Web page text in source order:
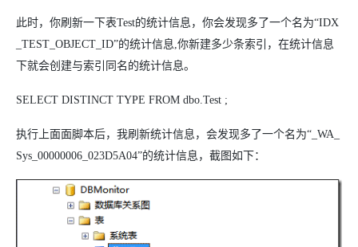
此时，你刷新一下表Test的统计信息，你会发现多了一个名为“IDX
_TEST_OBJECT_ID”的统计信息,你新建多少条索引，在统计信息
下就会创建与索引同名的统计信息。
SELECT DISTINCT TYPE FROM dbo.Test ;
执行上面面脚本后，我刷新统计信息，会发现多了一个名为“_WA_
Sys_00000006_023D5A04”的统计信息，截图如下：